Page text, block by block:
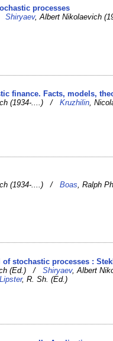
processes
/Shiryaev, Albert Nikolaevich
finance. Facts, models,
(1934-....) /Kruzhilin,
(1934-....) /Boas , Ralph
stochastic processes :
(Ed.) /Shiryaev, Albert
Lipster, R. Sh. (Ed.)